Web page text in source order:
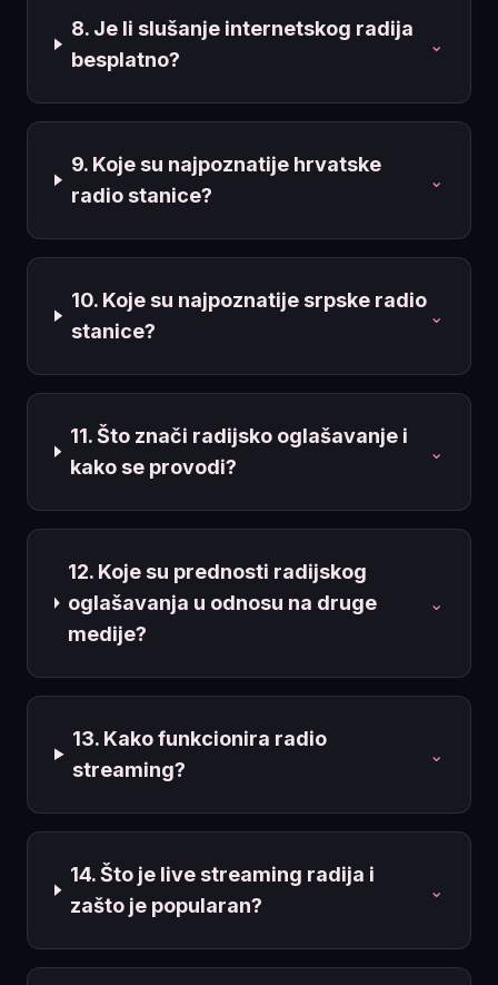
8. Je li slušanje internetskog radija
besplatno?
⌄
9. Koje su najpoznatije hrvatske
radio stanice?
⌄
10. Koje su najpoznatije srpske radio
stanice?
⌄
11. Što znači radijsko oglašavanje i
kako se provodi?
⌄
12. Koje su prednosti radijskog
oglašavanja u odnosu na druge
medije?
⌄
13. Kako funkcionira radio
streaming?
⌄
14. Što je live streaming radija i
zašto je popularan?
⌄